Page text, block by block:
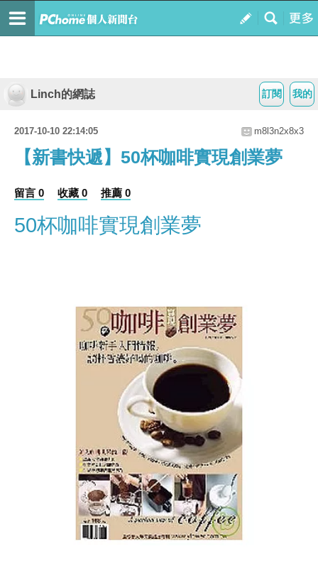
我的
訂閱
Linch的網誌
2017-10-10 22:14:05 m8l3n2x8x3
【新書快遞】50杯咖啡實現創業夢
留言 0 收藏 0 推薦 0
50杯咖啡實現創業夢